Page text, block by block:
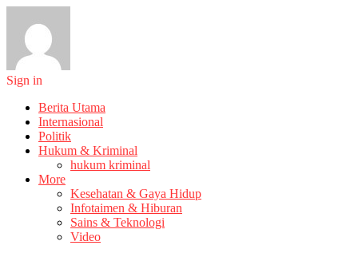
Sign in
Berita Utama
Internasional
Politik
Hukum & Kriminal
hukum kriminal
More
Kesehatan & Gaya Hidup
Infotaimen & Hiburan
Sains & Teknologi
Video